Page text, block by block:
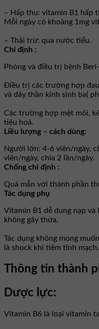
– Hấp thu: vitamin B1 hấp
Mỗi ngày có khoảng 1mg
– Thải trừ: qua nước tiểu.
Chỉ định :
Phòng và điều trị bệnh
Điều trị các trường hợp
và dây thần kinh sinh ba(
Các trường hợp mệt mỏi,
tiêu hoá.
Liều lượng – cách dùng:
Người lớn: 4-6 viên/ngày,
viên/ngày, chia 2 lần/ngày.
Chống chỉ định :
Quá mẫn với thành phần
Tác dụng phụ
Vitamin B1 dễ dung nạp
không gây thừa.
Tác dụng không mong
là shock khi tiêm tĩnh mạch.
Thông tin thành
Dược lực:
Vitamin B6 là loại vitamin